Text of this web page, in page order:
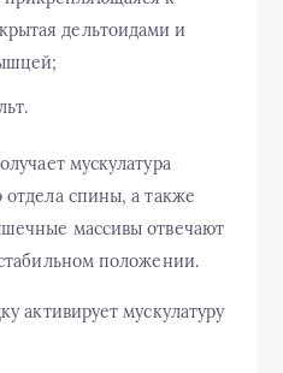
дельтоидами и
мускулатура
спины, а также
массивы отвечают
положении.
активирует мускулатуру